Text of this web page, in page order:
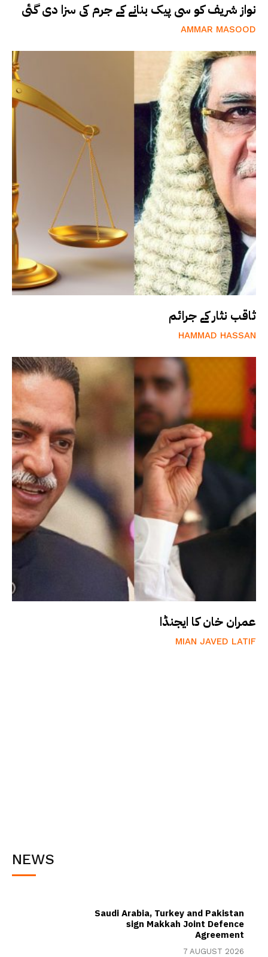
نواز شریف کو سی پیک بنانے کے جرم کی سزا دی گئی
AMMAR MASOOD
ثاقب نثار کے جرائم
HAMMAD HASSAN
عمران خان کا ایجنڈا
MIAN JAVED LATIF
NEWS
Saudi Arabia, Turkey and Pakistan
sign Makkah Joint Defence
Agreement
7 AUGUST 2026